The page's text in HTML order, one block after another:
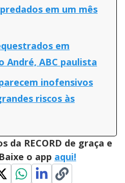
em um mês
em
André, ABC paulista
inofensivos
riscos às
da RECORD de graça e
o app aqui!